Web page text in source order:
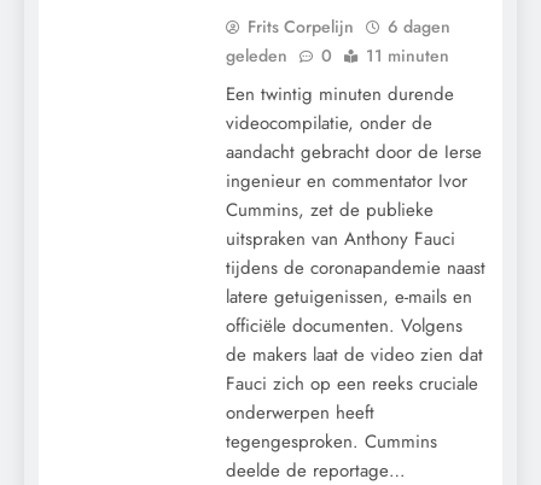
Frits Corpelijn
6 dagen
geleden
0 11 minuten
Een twintig minuten durende
videocompilatie, onder de
aandacht gebracht door de Ierse
ingenieur en commentator Ivor
Cummins, zet de publieke
uitspraken van Anthony Fauci
tijdens de coronapandemie naast
latere getuigenissen, e-mails en
officiële documenten. Volgens
de makers laat de video zien dat
Fauci zich op een reeks cruciale
onderwerpen heeft
tegengesproken. Cummins
deelde de reportage…